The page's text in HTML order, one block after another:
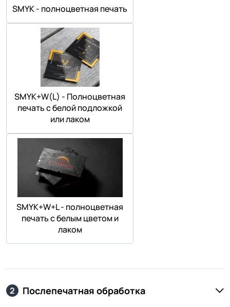
SMYK - полноцветная печать
SMYK+W(L) - Полноцветная
печать с белой подложкой
или лаком
SMYK+W+L - полноцветная
печать с белым цветом и
лаком
2 Послепечатная обработка